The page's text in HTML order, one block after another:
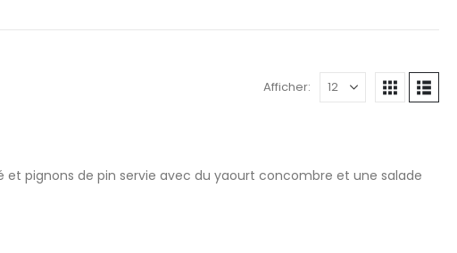
Afficher:
pignons de pin servie avec du yaourt concombre et une salade